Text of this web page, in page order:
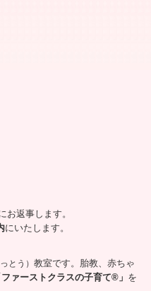
お返事します。
にいたします。
っとう） 教室です。胎教、赤ちゃ
ファーストクラスの子育て®」 を